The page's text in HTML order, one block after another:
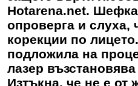
Hotarena.net.
опроверга и слуха,
корекции по
подложила на
лазер
Изтъкна, че не е от